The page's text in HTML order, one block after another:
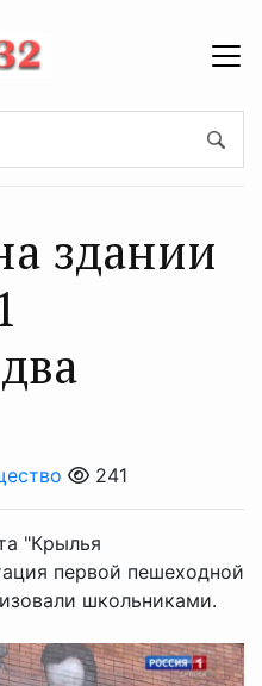
здании
241
"Крылья
первой пешеходной
школьниками.